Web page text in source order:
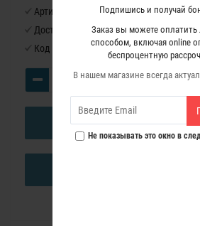
Подпишись и получай
Заказ вы можете
способом, включая online
беспроцентную
В нашем магазине всегда
Не показывать это окно в
Артикул:
Доступность: Нет в наличии
Код товара: 3200186
В КОРЗИНУ